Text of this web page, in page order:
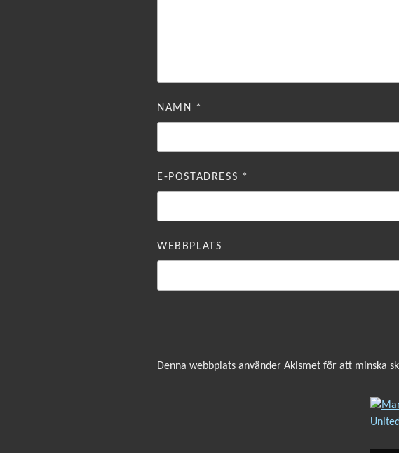
NAMN *
E-POSTADRESS *
WEBBPLATS
Denna webbplats använder Akismet för att minska
inlägg: